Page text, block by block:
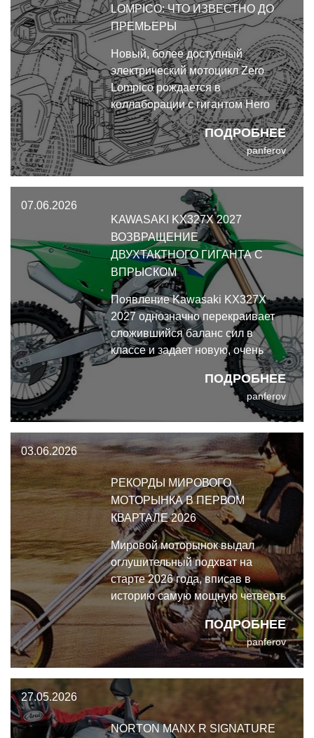
LOMPICO: ЧТО ИЗВЕСТНО ДО
ПРЕМЬЕРЫ
ПОДРОБНЕЕ
Новый, более доступный
электрический мотоцикл Zero
Lompico рождается в
коллаборации с гигантом Hero
MotoCorp.
panferov
07.06.2026
KAWASAKI KX327X 2027
ВОЗВРАЩЕНИЕ
ДВУХТАКТНОГО ГИГАНТА С
ВПРЫСКОМ
ПОДРОБНЕЕ
Появление Kawasaki KX327X
2027 однозначно перекраивает
сложившийся баланс сил в
классе и задает новую, очень
panferov
03.06.2026
РЕКОРДЫ МИРОВОГО
МОТОРЫНКА В ПЕРВОМ
КВАРТАЛЕ 2026
ПОДРОБНЕЕ
Мировой моторынок выдал
оглушительный подхват на
старте 2026 года, вписав в
историю самую мощную четверть
за всё время наблюдений. За
первые три месяца по всей
планете зарегистрировано 16,8
миллиона новых мотоциклов, что
означает уверенный двузначный
рост на 11%.
panferov
27.05.2026
NORTON MANX R SIGNATURE